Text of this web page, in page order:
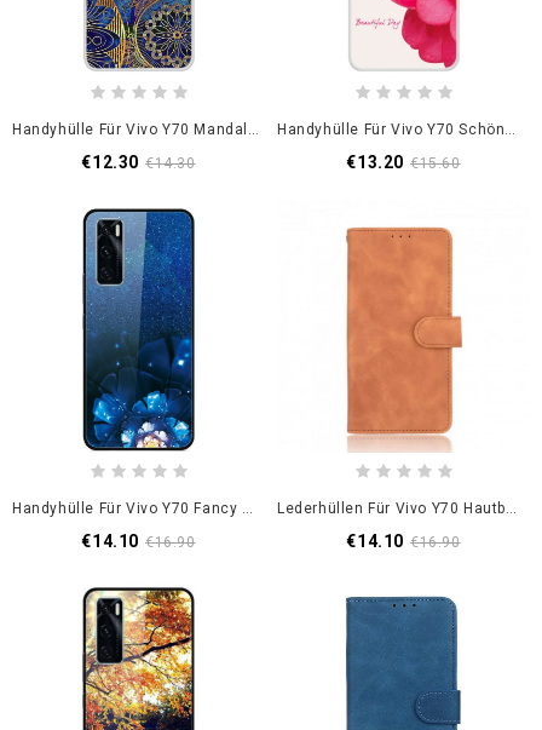
Handyhülle Für Vivo Y70 Mandala-Trend
€12.30 €14.30
Handyhülle Für Vivo Y70 Schöner Tag
€13.20 €15.60
Handyhülle Für Vivo Y70 Fancy Flowers Gehärtetes Glas
€14.10 €16.90
Lederhüllen Für Vivo Y70 Hautberührung
€14.10 €16.90